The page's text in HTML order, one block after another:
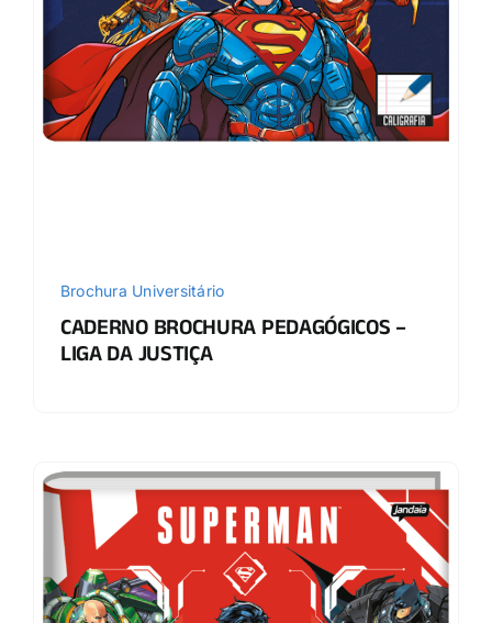
Brochura Universitário
CADERNO BROCHURA PEDAGÓGICOS –
LIGA DA JUSTIÇA